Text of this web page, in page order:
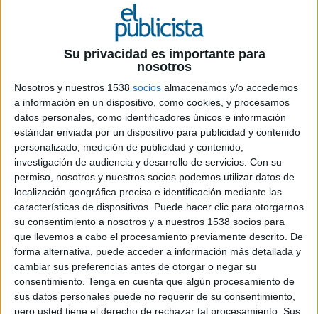
Su privacidad es importante para
nosotros
Nosotros y nuestros 1538 socios almacenamos y/o accedemos
a información en un dispositivo, como cookies, y procesamos
datos personales, como identificadores únicos e información
estándar enviada por un dispositivo para publicidad y contenido
personalizado, medición de publicidad y contenido,
investigación de audiencia y desarrollo de servicios. Con su
permiso, nosotros y nuestros socios podemos utilizar datos de
localización geográfica precisa e identificación mediante las
características de dispositivos. Puede hacer clic para otorgarnos
su consentimiento a nosotros y a nuestros 1538 socios para
que llevemos a cabo el procesamiento previamente descrito. De
forma alternativa, puede acceder a información más detallada y
cambiar sus preferencias antes de otorgar o negar su
consentimiento. Tenga en cuenta que algún procesamiento de
sus datos personales puede no requerir de su consentimiento,
pero usted tiene el derecho de rechazar tal procesamiento. Sus
3 DE FEBRERO DE 2025
La marca mexicana ha lanzado ‘Algo bien’,
una campaña protagonizada por el actor
Memo Villegas y que presenta las claras de
huevo como elemento indispensable en los
platillos del día a día
Huevos San Juan, marca de la industria avícola
en México, ha lanzado ‘Algo bien’, una campaña
que quiere promocionar el consumo de claras de
huevo en cualquier momento para cualquier
consumidor. La producción insiste en que no
quieren que estén únicamente en la vida de las
personas más ‘fit’, ni en la cima del mundo, ni en
el fondo del mar: quieren que sea una opción